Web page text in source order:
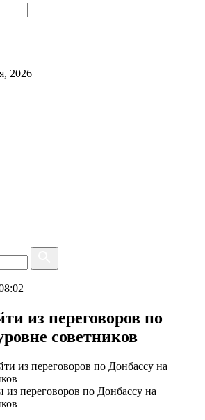
2026
из переговоров по
советников
переговоров по Донбассу на